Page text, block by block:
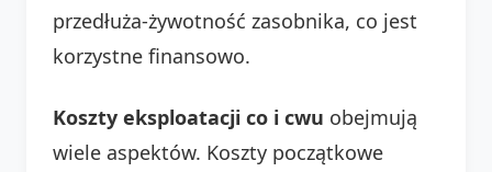
przedłuża-żywotność zasobnika, co jest
korzystne finansowo.
Koszty eksploatacji co i cwu obejmują
wiele aspektów. Koszty początkowe